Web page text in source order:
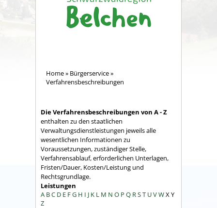
Home» Bürgerservice»
Verfahrensbeschreibungen
Die Verfahrensbeschreibungen von A - Z
enthalten zu den staatlichen
Verwaltungsdienstleistungen jeweils alle
wesentlichen Informationen zu
Voraussetzungen, zuständiger Stelle,
Verfahrensablauf, erforderlichen Unterlagen,
Fristen/Dauer, Kosten/Leistung und
Rechtsgrundlage.
Leistungen
A BC D E FG H I J K L M N O P Q RST UVWX Y
Z